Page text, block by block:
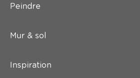
Peindre
Mur & sol
Inspiration